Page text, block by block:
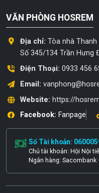
VĂN PHÒNG HOSREM
Địa chỉ: Tòa nhà
Số 345/134 Trần Hưng
Điện Thoại: 0933 456
Email:
Website: https://
Facebook: Fanpage
Số Tài khoản:
Chủ tài khoản: Hội Nội
Ngân hàng: Sacombank